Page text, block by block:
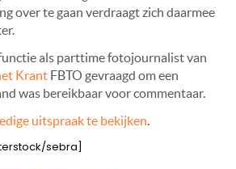
over te gaan verdraagt zich daarmee
als parttime fotojournalist van
Krant FBTO gevraagd om een
was bereikbaar voor commentaar.
uitspraak te bekijken.
sebra]